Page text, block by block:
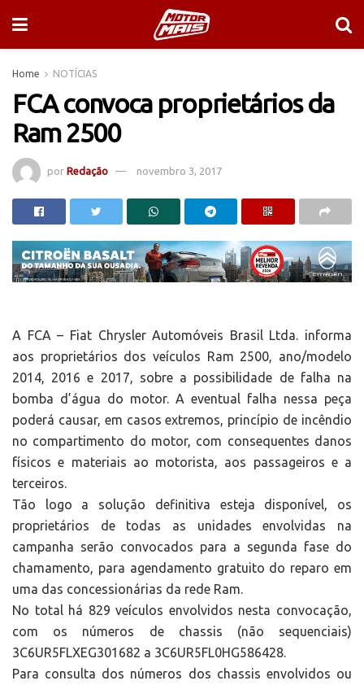
Home NOTÍCIAS
FCA convoca proprietários da
Ram 2500
por Redação novembro 3, 2017
A FCA – Fiat Chrysler Automóveis Brasil Ltda. informa
aos proprietários dos veículos Ram 2500, ano/modelo
2014, 2016 e 2017, sobre a possibilidade de falha na
bomba d’água do motor. A eventual falha nessa peça
poderá causar, em casos extremos, princípio de incêndio
no compartimento do motor, com consequentes danos
físicos e materiais ao motorista, aos passageiros e a
terceiros.
Tão logo a solução definitiva esteja disponível, os
proprietários de todas as unidades envolvidas na
campanha serão convocados para a segunda fase do
chamamento, para agendamento gratuito do reparo em
uma das concessionárias da rede Ram.
No total há 829 veículos envolvidos nesta convocação,
com os números de chassis (não sequenciais)
3C6UR5FLXEG301682 a 3C6UR5FL0HG586428.
Para consulta dos números dos chassis envolvidos ou